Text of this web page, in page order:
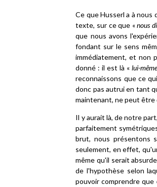
Ce que Husserl a à nous
texte, sur ce que «nous
que nous avons
fondant sur le sens
immédiatement, et non
donné : il est là «lui-
reconnaissons que ce
donc pas autrui en tant
maintenant, ne peut être
Il y aurait là, de notre
parfaitement
brut, nous présentons
seulement, en effet,
même qu'il serait
de l'hypothèse selon
pouvoir comprendre que